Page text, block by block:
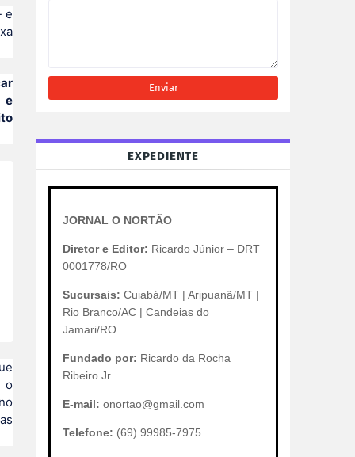
e
e
o
EXPEDIENTE
JORNAL O NORTÃO
Diretor e Editor: Ricardo Júnior – DRT
0001778/RO
Sucursais: Cuiabá/MT | Aripuanã/MT |
Rio Branco/AC | Candeias do
Jamari/RO
Fundado por: Ricardo da Rocha
Ribeiro Jr.
E-mail: onortao@gmail.com
Telefone: (69) 99985-7975